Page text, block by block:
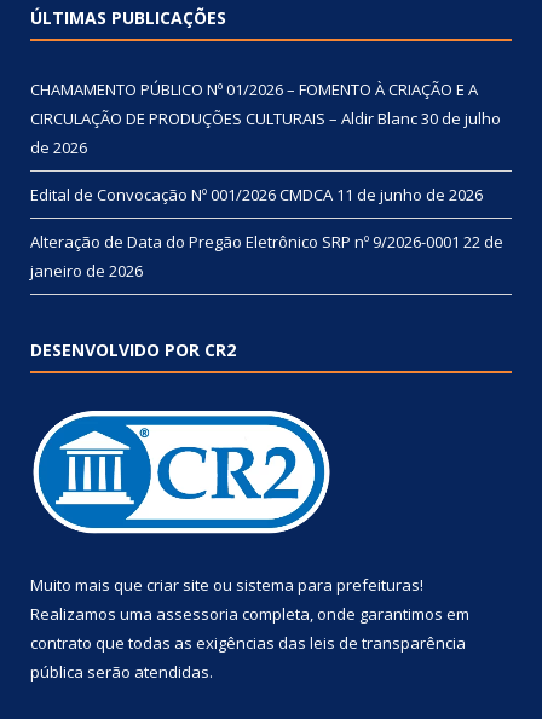
ÚLTIMAS PUBLICAÇÕES
CHAMAMENTO PÚBLICO Nº 01/2026 – FOMENTO À CRIAÇÃO E A
CIRCULAÇÃO DE PRODUÇÕES CULTURAIS – Aldir Blanc30 de julho
de 2026
Edital de Convocação Nº 001/2026 CMDCA 11 de junho de 2026
Alteração de Data do Pregão Eletrônico SRP nº 9/2026-0001 22 de
janeiro de 2026
DESENVOLVIDO POR CR2
Muito mais que criar site ou sistema para prefeituras!
Realizamos uma assessoria completa, onde garantimos em
contrato que todas as exigências das leis de transparência
pública serão atendidas.